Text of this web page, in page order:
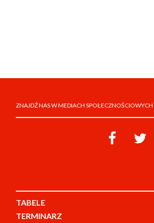
ZNAJDŹ NAS W MEDIACH SPOŁECZNOŚCIOWYCH
TABELE
TERMINARZ